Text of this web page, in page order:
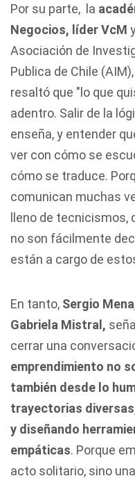
Por su parte, la
Negocios, líder VcM
Asociación de
Publica de Chile (AIM),
resaltó que "lo que
adentro. Salir de la
enseña, y entender
ver con cómo se
cómo se traduce.
comunican muchas
lleno de
no son fácilmente
están a cargo de
En tanto, Sergio
Gabriela Mistral,
cerrar una
emprendimiento no
también desde lo
trayectorias
y diseñando
empáticas. Porque
acto solitario, sino